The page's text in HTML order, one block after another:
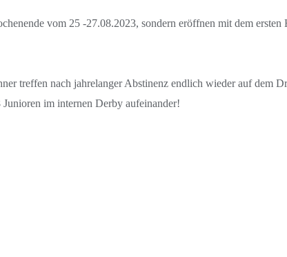
vom 25 -27.08.2023, sondern eröffnen mit dem
treffen nach jahrelanger Abstinenz endlich wieder auf dem
im internen Derby aufeinander!